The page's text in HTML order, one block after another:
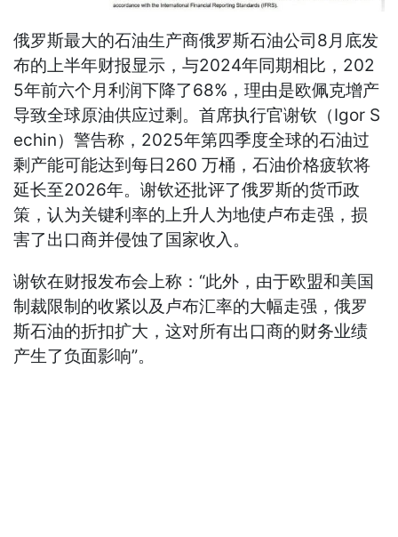
俄罗斯最大的石油生产商俄罗斯石油公司8月底发
布的上半年财报显示，与2024年同期相比，202
5年前六个月利润下降了68%，理由是欧佩克增产
导致全球原油供应过剩。首席执行官谢钦（Igor S
echin）警告称，2025年第四季度全球的石油过
剩产能可能达到每日260 万桶，石油价格疲软将
延长至2026年。谢钦还批评了俄罗斯的货币政
策，认为关键利率的上升人为地使卢布走强，损
害了出口商并侵蚀了国家收入。
谢钦在财报发布会上称：“此外，由于欧盟和美国
制裁限制的收紧以及卢布汇率的大幅走强，俄罗
斯石油的折扣扩大，这对所有出口商的财务业绩
产生了负面影响”。